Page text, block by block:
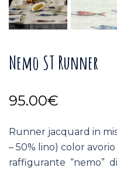
Nemo ST Runner
95.00€
Runner jacquard in
– 50% lino) color
raffigurante “nemo”